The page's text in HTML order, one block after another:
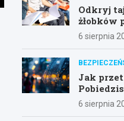
Odkryj
żłobków
6 sierpnia
Jak
6 sierpnia